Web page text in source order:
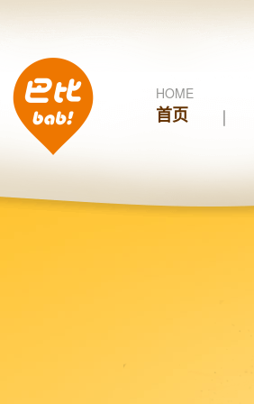
HOME
首页